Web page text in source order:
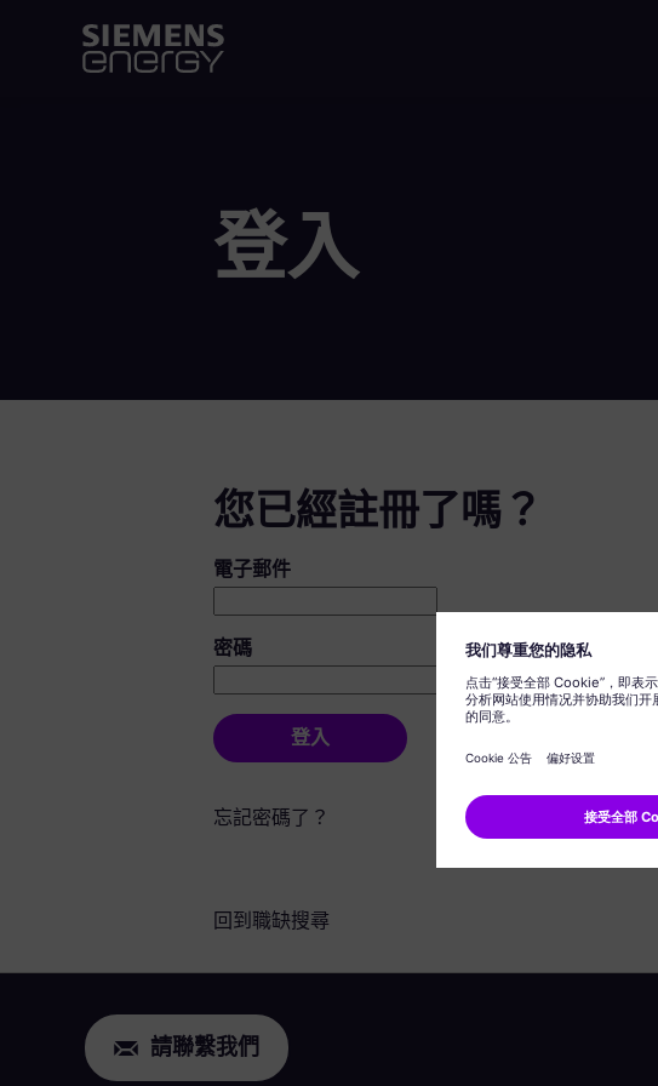
登入
您已經註冊了嗎？
登入：使用者和密碼
電子郵件
密碼
登入
忘記密碼了？
回到職缺搜尋
請聯繫我們